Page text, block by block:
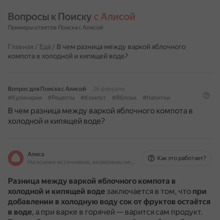
Вопросы к Поиску с Алисой
Примеры ответов Поиска с Алисой
Главная / Еда / В чем разница между варкой яблочного
компота в холодной и кипящей воде?
Вопрос для Поиска с Алисой
26 февраля
#Кулинария
#Рецепты #Компот #Яблоки #Напитки
В чем разница между варкой яблочного компота в
холодной и кипящей воде?
Алиса
На основе источников, возможны неточности
Как это работает?
Разница между варкой яблочного компота в
холодной и кипящей воде заключается в том, что при
добавлении в холодную воду сок от фруктов остаётся
в воде, а при варке в горячей — варится сам продукт.